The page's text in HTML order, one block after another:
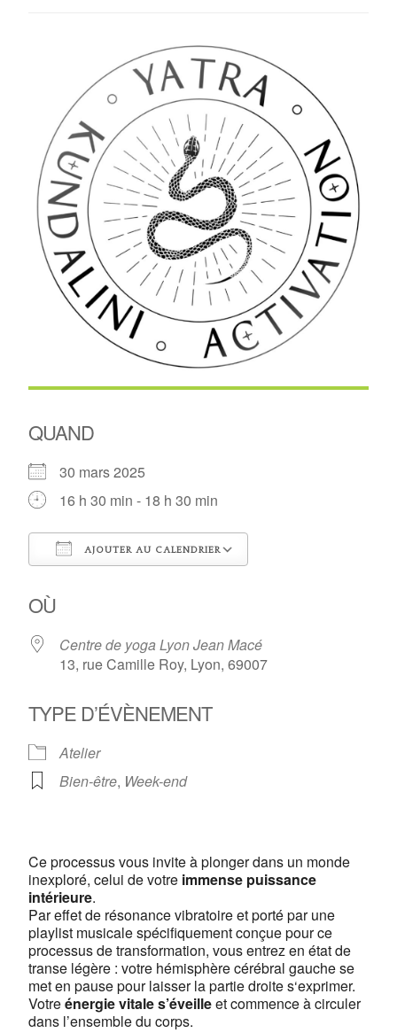
QUAND
30 mars 2025
16 h 30 min - 18 h 30 min
AJOUTER AU CALENDRIER
OÙ
Centre de yoga Lyon Jean Macé
13, rue Camille Roy, Lyon, 69007
TYPE D’ÉVÈNEMENT
Atelier
Bien-être, Week-end
Voir Évènements
This page can't load Google Maps correctly.
Do you own this website? OK
Ce processus vous invite à plonger dans un monde
inexploré, celui de votre immense puissance
intérieure.
Par effet de résonance vibratoire et porté par une
playlist musicale spécifiquement conçue pour ce
processus de transformation, vous entrez en état de
transe légère : votre hémisphère cérébral gauche se
met en pause pour laisser la partie droite s‘exprimer.
Votreénergie vitale s’éveilleet commence à circuler
dans l’ensemble du corps.